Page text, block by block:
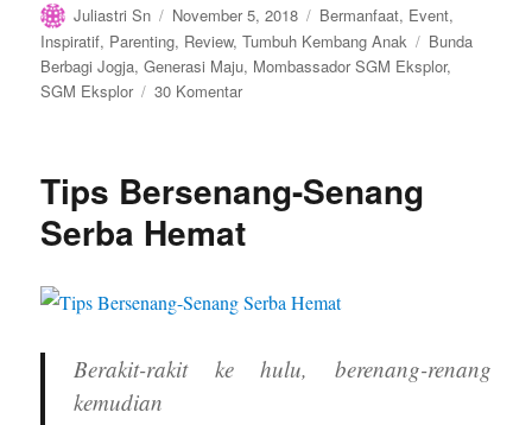
Author
Juliastri Sn
Posted
on
November 5, 2018 Categories
Bermanfaat, Event,
Inspiratif, Parenting, Review,Tumbuh Kembang Anak Tags
Bunda
Berbagi Jogja,Generasi Maju, Mombassador SGM Eksplor,
SGM Eksplor
30 Komentarpada
Acara
Bunda
Berbagi
Tips Bersenang-Senang
Serba Hemat
Berakit-rakit ke hulu, berenang-renang
kemudian